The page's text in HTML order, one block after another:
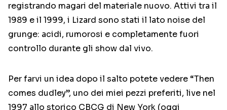
registrando magari del materiale nuovo. Attivi tra il
1989 e il 1999, i Lizard sono stati il lato noise del
grunge: acidi, rumorosi e completamente fuori
controllo durante gli show dal vivo.
Per farvi un idea dopo il salto potete vedere “Then
comes dudley”, uno dei miei pezzi preferiti, live nel
1997 allo storico CBCG di New York (oggi